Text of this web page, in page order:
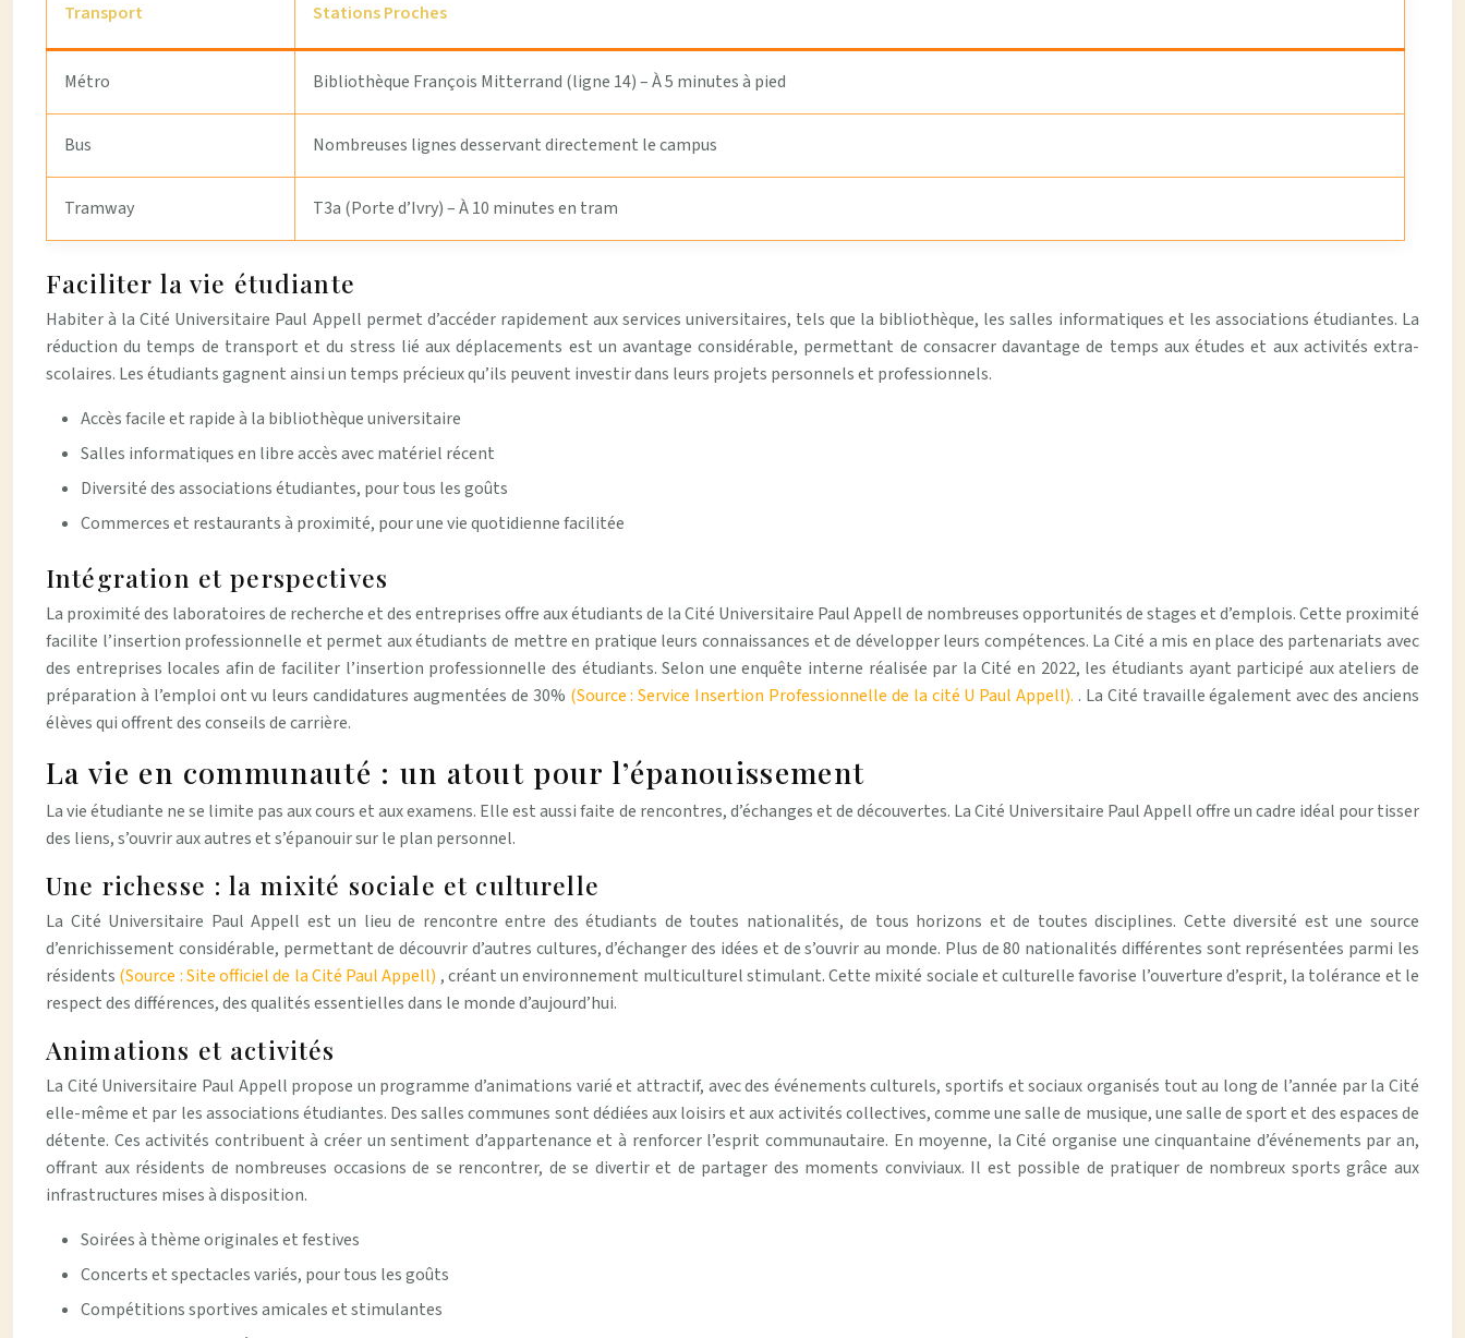
Transport Stations Proches
Métro Bibliothèque François Mitterrand (ligne 14) – À 5 minutes à pied
Bus Nombreuses lignes desservant directement le campus
Tramway T3a (Porte d’Ivry) – À 10 minutes en tram
Faciliter la vie étudiante
Habiter à la Cité Universitaire Paul Appell permet d’accéder rapidement aux services universitaires, tels que la bibliothèque, les salles informatiques et les associations étudiantes. La
réduction du temps de transport et du stress lié aux déplacements est un avantage considérable, permettant de consacrer davantage de temps aux études et aux activités extra-
scolaires. Les étudiants gagnent ainsi un temps précieux qu’ils peuvent investir dans leurs projets personnels et professionnels.
Accès facile et rapide à la bibliothèque universitaire
Salles informatiques en libre accès avec matériel récent
Diversité des associations étudiantes, pour tous les goûts
Commerces et restaurants à proximité, pour une vie quotidienne facilitée
Intégration et perspectives
La proximité des laboratoires de recherche et des entreprises offre aux étudiants de la Cité Universitaire Paul Appell de nombreuses opportunités de stages et d’emplois. Cette proximité
facilite l’insertion professionnelle et permet aux étudiants de mettre en pratique leurs connaissances et de développer leurs compétences. La Cité a mis en place des partenariats avec
des entreprises locales afin de faciliter l’insertion professionnelle des étudiants. Selon une enquête interne réalisée par la Cité en 2022, les étudiants ayant participé aux ateliers de
préparation à l’emploi ont vu leurs candidatures augmentées de 30% (Source : Service Insertion Professionnelle de la cité U Paul Appell). . La Cité travaille également avec des anciens
élèves qui offrent des conseils de carrière.
La vie en communauté : un atout pour l’épanouissement
La vie étudiante ne se limite pas aux cours et aux examens. Elle est aussi faite de rencontres, d’échanges et de découvertes. La Cité Universitaire Paul Appell offre un cadre idéal pour tisser
des liens, s’ouvrir aux autres et s’épanouir sur le plan personnel.
Une richesse : la mixité sociale et culturelle
La Cité Universitaire Paul Appell est un lieu de rencontre entre des étudiants de toutes nationalités, de tous horizons et de toutes disciplines. Cette diversité est une source
d’enrichissement considérable, permettant de découvrir d’autres cultures, d’échanger des idées et de s’ouvrir au monde. Plus de 80 nationalités différentes sont représentées parmi les
résidents (Source : Site officiel de la Cité Paul Appell) , créant un environnement multiculturel stimulant. Cette mixité sociale et culturelle favorise l’ouverture d’esprit, la tolérance et le
respect des différences, des qualités essentielles dans le monde d’aujourd’hui.
Animations et activités
La Cité Universitaire Paul Appell propose un programme d’animations varié et attractif, avec des événements culturels, sportifs et sociaux organisés tout au long de l’année par la Cité
elle-même et par les associations étudiantes. Des salles communes sont dédiées aux loisirs et aux activités collectives, comme une salle de musique, une salle de sport et des espaces de
détente. Ces activités contribuent à créer un sentiment d’appartenance et à renforcer l’esprit communautaire. En moyenne, la Cité organise une cinquantaine d’événements par an,
offrant aux résidents de nombreuses occasions de se rencontrer, de se divertir et de partager des moments conviviaux. Il est possible de pratiquer de nombreux sports grâce aux
infrastructures mises à disposition.
Soirées à thème originales et festives
Concerts et spectacles variés, pour tous les goûts
Compétitions sportives amicales et stimulantes